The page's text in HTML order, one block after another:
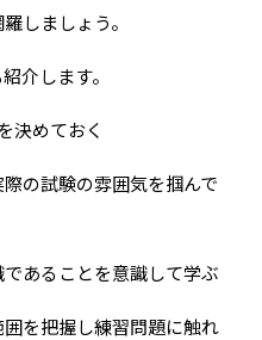
しましょう。
介します。
決めておく
の試験の雰囲気を掴んで
あることを意識して学ぶ
を把握し練習問題に触れ